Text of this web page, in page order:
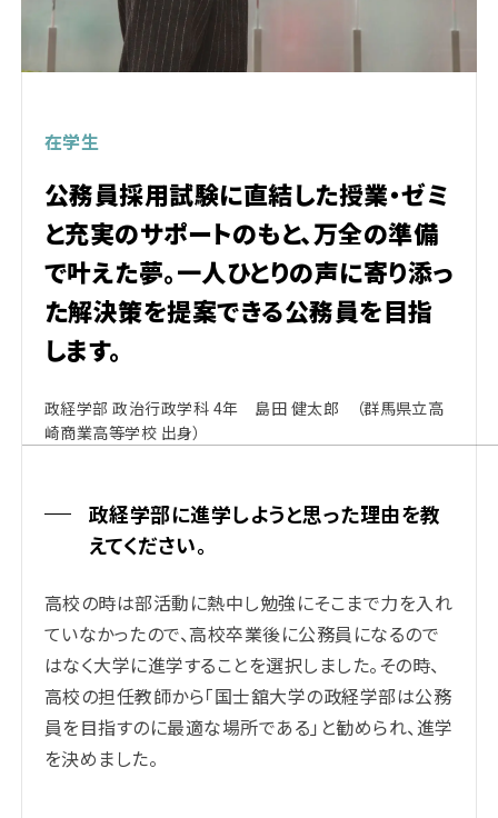
在学生
公務員採用試験に直結した授業・ゼミ
と充実のサポートのもと、万全の準備
で叶えた夢。一人ひとりの声に寄り添っ
た解決策を提案できる公務員を目指
します。
政経学部 政治行政学科 4年 島田 健太郎 （群馬県立高
崎商業高等学校 出身）
政経学部に進学しようと思った理由を教
えてください。
高校の時は部活動に熱中し勉強にそこまで力を入れ
ていなかったので、高校卒業後に公務員になるので
はなく大学に進学することを選択しました。その時、
高校の担任教師から「国士舘大学の政経学部は公務
員を目指すのに最適な場所である」と勧められ、進学
を決めました。